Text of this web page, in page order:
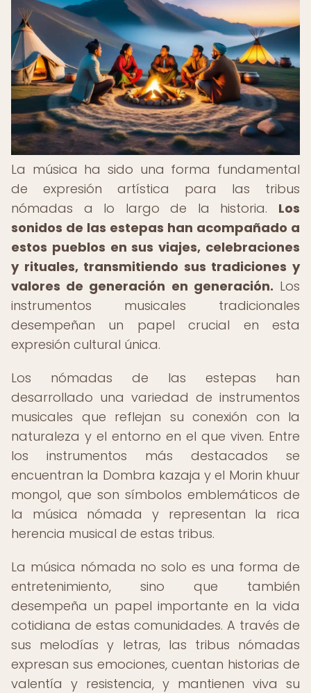
La música ha sido una forma fundamental
de expresión artística para las tribus
nómadas a lo largo de la historia. Los
sonidos de las estepas han acompañado a
estos pueblos en sus viajes, celebraciones
y rituales, transmitiendo sus tradiciones y
valores de generación en generación. Los
instrumentos musicales tradicionales
desempeñan un papel crucial en esta
expresión cultural única.
Los nómadas de las estepas han
desarrollado una variedad de instrumentos
musicales que reflejan su conexión con la
naturaleza y el entorno en el que viven. Entre
los instrumentos más destacados se
encuentran la Dombra kazaja y el Morin khuur
mongol, que son símbolos emblemáticos de
la música nómada y representan la rica
herencia musical de estas tribus.
La música nómada no solo es una forma de
entretenimiento, sino que también
desempeña un papel importante en la vida
cotidiana de estas comunidades. A través de
sus melodías y letras, las tribus nómadas
expresan sus emociones, cuentan historias de
valentía y resistencia, y mantienen viva su